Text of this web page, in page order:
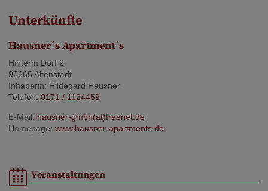
Unterkünfte
Hausner´s Apartment´s
Hinterm Dorf 2
92665 Altenstadt
Inhaberin: Hildegard Hausner
Telefon: 0171 / 1124459
E-Mail: hausner-gmbh(at)freenet de
Homepage: www.hausner-apartments.de
Veranstaltungen